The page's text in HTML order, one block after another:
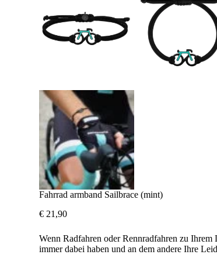
Fahrrad armband Sailbrace (mint)
€ 21,90
Wenn Radfahren oder Rennradfahren zu
immer dabei haben und an dem andere Ihre